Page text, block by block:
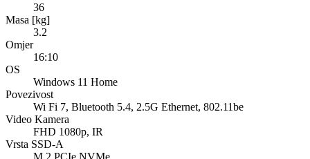
36
Masa [kg]
3.2
Omjer
16:10
OS
Windows 11 Home
Povezivost
Wi Fi 7, Bluetooth 5.4, 2.5G Ethernet, 802.11be
Video Kamera
FHD 1080p, IR
Vrsta SSD-A
M.2 PCIe NVMe